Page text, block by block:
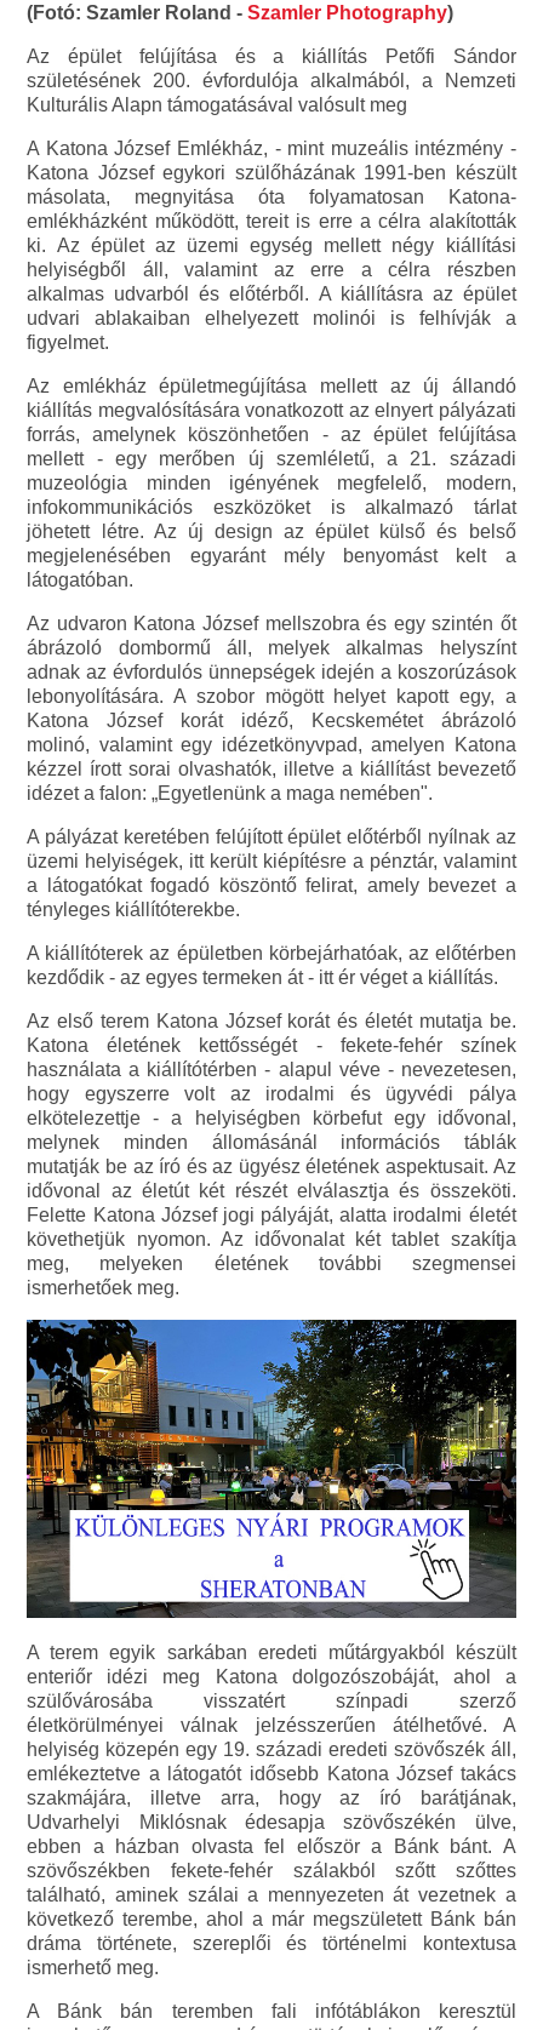
(Fotó: Szamler Roland -Szamler Photography)
Az épület felújítása és a kiállítás Petőfi Sándor
születésének 200. évfordulója alkalmából, a Nemzeti
Kulturális Alapn támogatásával valósult meg
A Katona József Emlékház, - mint muzeális intézmény -
Katona József egykori szülőházának 1991-ben készült
másolata, megnyitása óta folyamatosan Katona-
emlékházként működött, tereit is erre a célra alakították
ki. Az épület az üzemi egység mellett négy kiállítási
helyiségből áll, valamint az erre a célra részben
alkalmas udvarból és előtérből. A kiállításra az épület
udvari ablakaiban elhelyezett molinói is felhívják a
figyelmet.
Az emlékház épületmegújítása mellett az új állandó
kiállítás megvalósítására vonatkozott az elnyert pályázati
forrás, amelynek köszönhetően - az épület felújítása
mellett - egy merőben új szemléletű, a 21. századi
muzeológia minden igényének megfelelő, modern,
infokommunikációs eszközöket is alkalmazó tárlat
jöhetett létre. Az új design az épület külső és belső
megjelenésében egyaránt mély benyomást kelt a
látogatóban.
Az udvaron Katona József mellszobra és egy szintén őt
ábrázoló dombormű áll, melyek alkalmas helyszínt
adnak az évfordulós ünnepségek idején a koszorúzások
lebonyolítására. A szobor mögött helyet kapott egy, a
Katona József korát idéző, Kecskemétet ábrázoló
molinó, valamint egy idézetkönyvpad, amelyen Katona
kézzel írott sorai olvashatók, illetve a kiállítást bevezető
idézet a falon: „Egyetlenünk a maga nemében".
A pályázat keretében felújított épület előtérből nyílnak az
üzemi helyiségek, itt került kiépítésre a pénztár, valamint
a látogatókat fogadó köszöntő felirat, amely bevezet a
tényleges kiállítóterekbe.
A kiállítóterek az épületben körbejárhatóak, az előtérben
kezdődik - az egyes termeken át - itt ér véget a kiállítás.
Az első terem Katona József korát és életét mutatja be.
Katona életének kettősségét - fekete-fehér színek
használata a kiállítótérben - alapul véve - nevezetesen,
hogy egyszerre volt az irodalmi és ügyvédi pálya
elkötelezettje - a helyiségben körbefut egy idővonal,
melynek minden állomásánál információs táblák
mutatják be az író és az ügyész életének aspektusait. Az
idővonal az életút két részét elválasztja és összeköti.
Felette Katona József jogi pályáját, alatta irodalmi életét
követhetjük nyomon. Az idővonalat két tablet szakítja
meg, melyeken életének további szegmensei
ismerhetőek meg.
A terem egyik sarkában eredeti műtárgyakból készült
enteriőr idézi meg Katona dolgozószobáját, ahol a
szülővárosába visszatért színpadi szerző
életkörülményei válnak jelzésszerűen átélhetővé. A
helyiség közepén egy 19. századi eredeti szövőszék áll,
emlékeztetve a látogatót idősebb Katona József takács
szakmájára, illetve arra, hogy az író barátjának,
Udvarhelyi Miklósnak édesapja szövőszékén ülve,
ebben a házban olvasta fel először a Bánk bánt. A
szövőszékben fekete-fehér szálakból szőtt szőttes
található, aminek szálai a mennyezeten át vezetnek a
következő terembe, ahol a már megszületett Bánk bán
dráma története, szereplői és történelmi kontextusa
ismerhető meg.
A Bánk bán teremben fali infótáblákon keresztül